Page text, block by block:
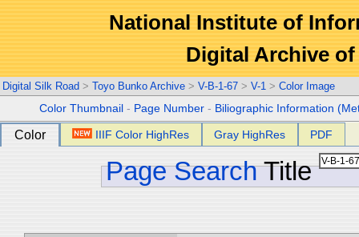
National Institute of
Digital Archive
Digital Silk Road > Toyo Bunko Archive > V-B-1-67 > V-1 > Color Image
Color Thumbnail - Page Number - Biliographic Information
Color IIIF Color HighRes Gray HighRes PDF
Page Search Title